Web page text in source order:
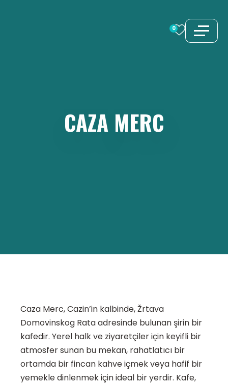
0
CAZA MERC
Caza Merc, Cazin’in kalbinde, Žrtava
Domovinskog Rata adresinde bulunan şirin bir
kafedir. Yerel halk ve ziyaretçiler için keyifli bir
atmosfer sunan bu mekan, rahatlatıcı bir
ortamda bir fincan kahve içmek veya hafif bir
yemekle dinlenmek için ideal bir yerdir. Kafe,